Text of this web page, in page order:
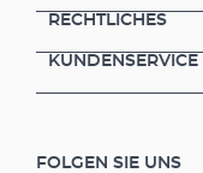
RECHTLICHES
KUNDENSERVICE
FOLGEN SIE UNS